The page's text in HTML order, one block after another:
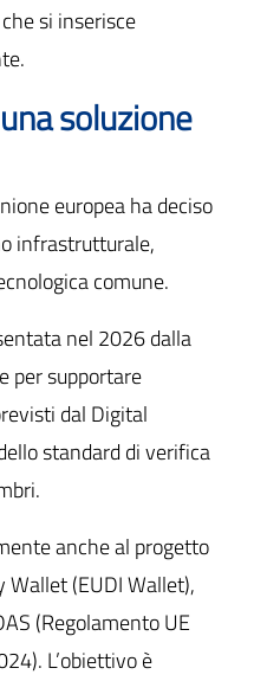
si inserisce
soluzione
europea ha deciso
infrastrutturale,
comune.
nel 2026 dalla
per supportare
dal Digital
standard di verifica
anche al progetto
Wallet (EUDI Wallet),
(Regolamento UE
L’obiettivo è